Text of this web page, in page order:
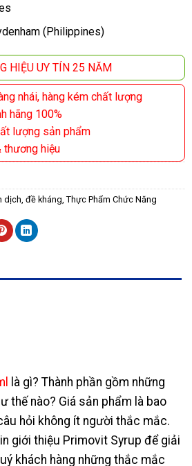
(Philippines)
HIỆU UY TÍN 25 NĂM
nhái, hàng kém chất lượng
hãng 100%
lượng sản phẩm
thương hiệu
dịch, đề kháng, Thực Phẩm Chức Năng
là gì? Thành phần gồm những
thế nào? Giá sản phẩm là bao
hỏi không ít người thắc mắc.
giới thiệu Primovit Syrup để giải
khách hàng những thắc mắc